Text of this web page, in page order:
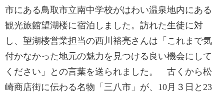
市にある鳥取市立南中学校がはわい温泉地内にある
観光旅館望湖楼に宿泊しました。訪れた生徒に対
し、望湖楼営業担当の西川裕亮さんは「これまで気
付かなかった地元の魅力を見つける良い機会にして
ください」との言葉を送られました。 古くから松
崎商店街に伝わる名物「三八市」が、10月３日と23